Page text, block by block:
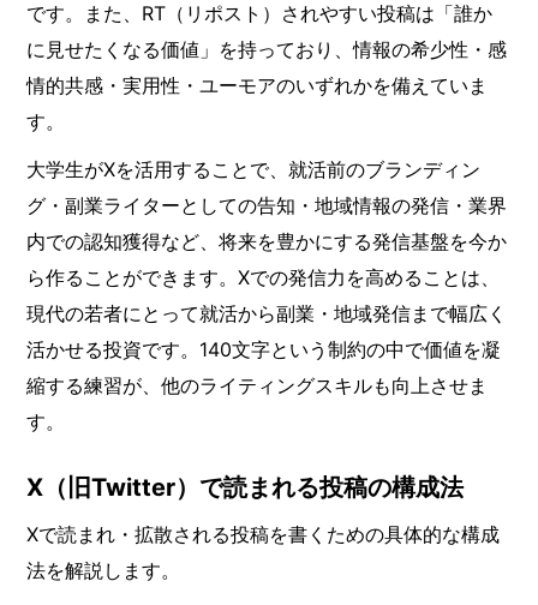
です。また、RT（リポスト）されやすい投稿は「誰か
に見せたくなる価値」を持っており、情報の希少性・感
情的共感・実用性・ユーモアのいずれかを備えていま
す。
大学生がXを活用することで、就活前のブランディン
グ・副業ライターとしての告知・地域情報の発信・業界
内での認知獲得など、将来を豊かにする発信基盤を今か
ら作ることができます。Xでの発信力を高めることは、
現代の若者にとって就活から副業・地域発信まで幅広く
活かせる投資です。140文字という制約の中で価値を凝
縮する練習が、他のライティングスキルも向上させま
す。
X（旧Twitter）で読まれる投稿の構成法
Xで読まれ・拡散される投稿を書くための具体的な構成
法を解説します。